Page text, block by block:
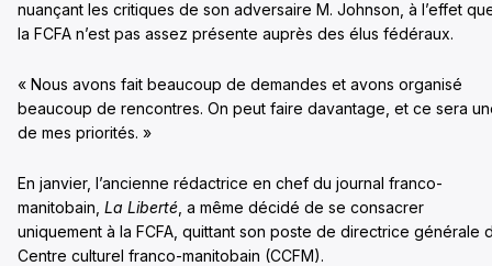
nuançant les critiques de son adversaire M. Johnson, à l’effet
la FCFA n’est pas assez présente auprès des élus fédéraux.
« Nous avons fait beaucoup de demandes et avons organisé
beaucoup de rencontres. On peut faire davantage, et ce sera
de mes priorités. »
En janvier, l’ancienne rédactrice en chef du journal franco-
manitobain, La Liberté , a même décidé de se consacrer
uniquement à la FCFA, quittant son poste de directrice générale
Centre culturel franco-manitobain (CCFM).